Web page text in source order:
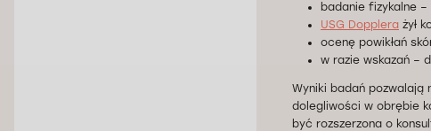
badanie fizykalne
USG Dopplera żył
ocenę powikłań
w razie wskazań –
Wyniki badań pozwalają
dolegliwości w obrębie
być rozszerzona o